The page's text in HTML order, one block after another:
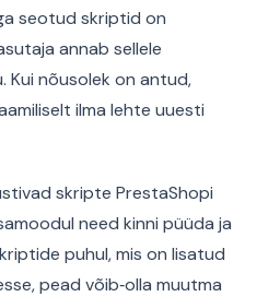
seotud skriptid on
annab sellele
Kui nõusolek on antud,
ilma lehte uuesti
skripte PrestaShopi
need kinni püüda ja
puhul, mis on lisatud
pead võib‑olla muutma